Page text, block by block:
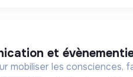
et
mobiliser les consciences,